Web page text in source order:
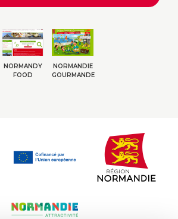
NORMANDY
FOOD
NORMANDIE
GOURMANDE